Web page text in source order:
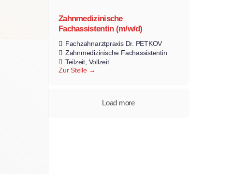
Zahnmedizinische
Fachassistentin (m/w/d)
Fachzahnarztpraxis Dr. PETKOV
Zahnmedizinische Fachassistentin
Teilzeit Vollzeit
Zur Stelle
Load more